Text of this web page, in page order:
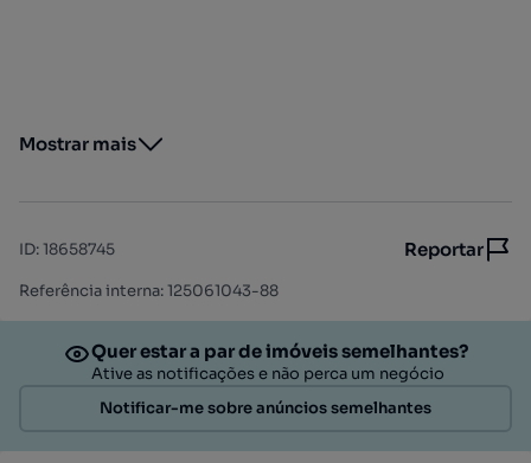
Mostrar mais
ID:18658745 Reportar
Referência interna: 125061043-88
Quer estar a par de imóveis semelhantes?
Ative as notificações e não perca um negócio
Notificar-me sobre anúncios semelhantes